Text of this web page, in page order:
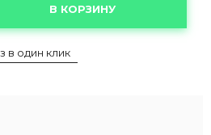
В КОРЗИНУ
в один клик